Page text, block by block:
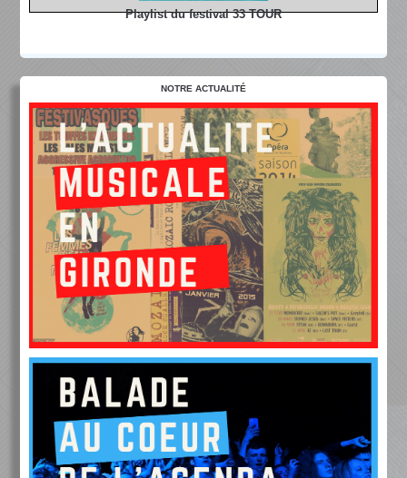
Playlist du festival 33 TOUR
NOTRE ACTUALITÉ